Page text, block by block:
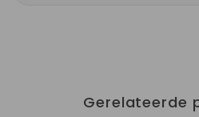
Gerelateerde